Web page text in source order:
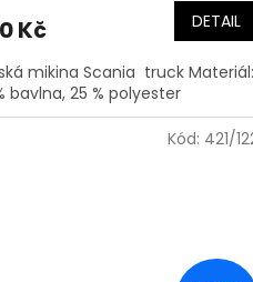
Kč DETAIL
mikina Scania truck Materiál:
bavlna, 25 % polyester
Kód: 421/